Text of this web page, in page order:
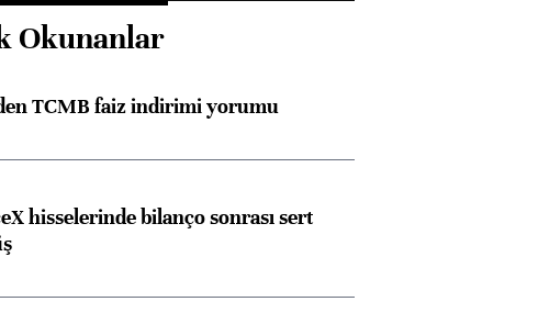
Okunanlar
TCMB faiz indirimi yorumu
hisselerinde bilanço sonrası sert